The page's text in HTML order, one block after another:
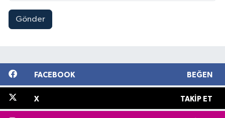
Gönder
FACEBOOK BEĞEN
X TAKIP ET